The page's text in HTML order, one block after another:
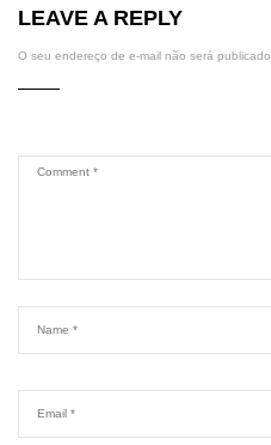
LEAVE A REPLY
O seu endereço de e-mail não será publicado.